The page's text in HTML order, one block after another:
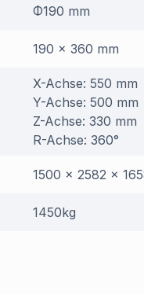
Φ190 mm
190 × 360 mm
X-Achse: 550 mm
Y-Achse: 500 mm
Z-Achse: 330 mm
R-Achse: 360°
1500 × 2582 ×
1450kg